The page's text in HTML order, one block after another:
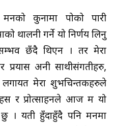
कुनामा पोको पारी
थालनी गर्ने यो निर्णय लिनु
छँदै थिएन । तर मेरा
प्रयास अनी साथीसंगतीहरु,
लगायत मेरा शुभचिन्तकहरुले
र प्रोत्साहनले आज म यो
। यती हुँदाहुँदै पनि मनमा